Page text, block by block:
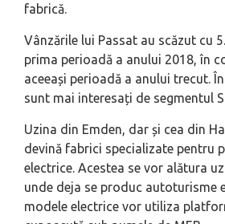
fabrică.
Vânzările lui Passat au scăzut cu
prima perioadă a anului 2018, în
aceeași perioadă a anului trecut.
sunt mai interesați de segmentul
Uzina din Emden, dar și cea din
devină fabrici specializate pentru
electrice. Acestea se vor alătura
unde deja se produc autoturisme
modele electrice vor utiliza